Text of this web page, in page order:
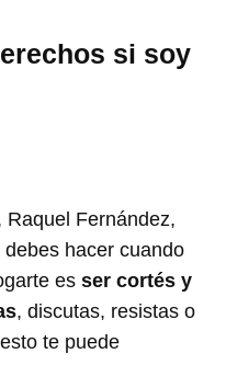
si soy
Raquel Fernández,
hacer cuando
esser cortés y
, discutas, resistas o
te puede